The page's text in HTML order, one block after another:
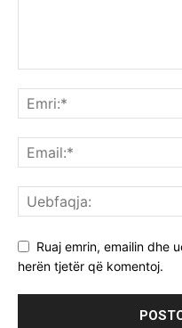
Ruaj emrin, emailin dhe
herën tjetër që komentoj.